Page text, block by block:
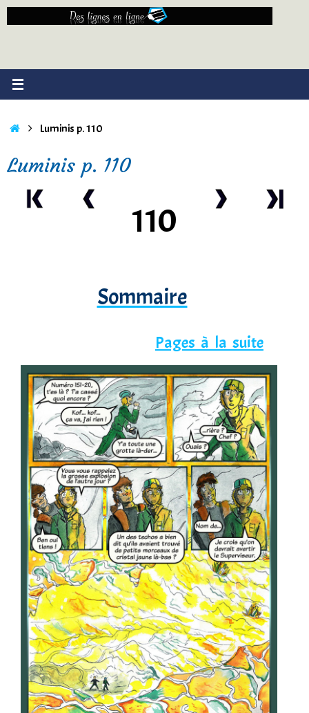
Passer
AccueilLuminis p. 110
Luminis p. 110
110
Sommaire
Pages à la suite